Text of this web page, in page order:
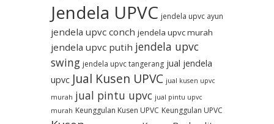
Jendela UPVC jendela upvc ayun
jendela upvc conch jendela upvc murah
jendela upvc putih jendela upvc
swing jendela upvc tangerang jual jendela
upvc Jual Kusen UPVC jual kusen upvc
murah jual pintu upvc jual pintu upvc
murah Keunggulan Kusen UPVC Keunggulan UPVC